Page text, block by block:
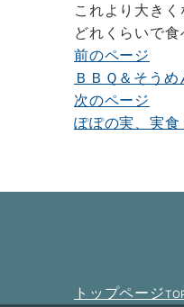
これより大きく
どれくらいで
投
稿
ナ
前のページ
ＢＢＱ＆そうめ
次のページ
ぽぽの実、実食
トップページ